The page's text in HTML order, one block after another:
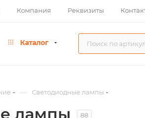
Компания Реквизиты
Каталог
— Светодиодные лампы
лампы 88